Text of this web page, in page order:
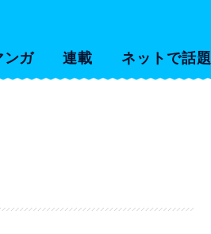
ンガ 連載 ネットで話題